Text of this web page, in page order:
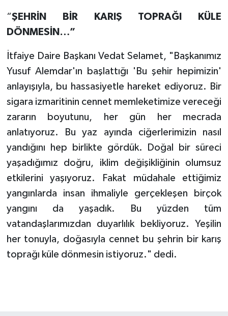
“ŞEHRİN BİR KARIŞ TOPRAĞI KÜLE
DÖNMESİN…”
İtfaiye Daire Başkanı Vedat Selamet, "Başkanımız
Yusuf Alemdar'ın başlattığı 'Bu şehir hepimizin'
anlayışıyla, bu hassasiyetle hareket ediyoruz. Bir
sigara izmaritinin cennet memleketimize vereceği
zararın boyutunu, her gün her mecrada
anlatıyoruz. Bu yaz ayında ciğerlerimizin nasıl
yandığını hep birlikte gördük. Doğal bir süreci
yaşadığımız doğru, iklim değişikliğinin olumsuz
etkilerini yaşıyoruz. Fakat müdahale ettiğimiz
yangınlarda insan ihmaliyle gerçekleşen birçok
yangını da yaşadık. Bu yüzden tüm
vatandaşlarımızdan duyarlılık bekliyoruz. Yeşilin
her tonuyla, doğasıyla cennet bu şehrin bir karış
toprağı küle dönmesin istiyoruz." dedi.